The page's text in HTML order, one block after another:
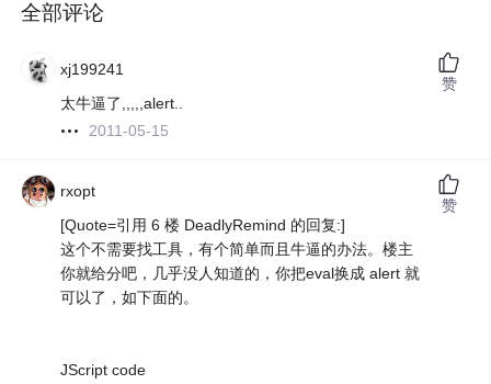
全部评论
xj199241
太牛逼了,,,,,alert..
2011-05-15
赞
rxopt
[Quote=引用 6 楼 DeadlyRemind 的回复:]
这个不需要找工具，有个简单而且牛逼的办法。楼主
你就给分吧，几乎没人知道的，你把eval换成 alert 就
可以了，如下面的。
JScript code
赞